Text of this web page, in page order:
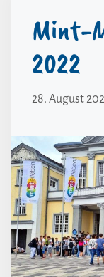
Mint-
2022
28. August